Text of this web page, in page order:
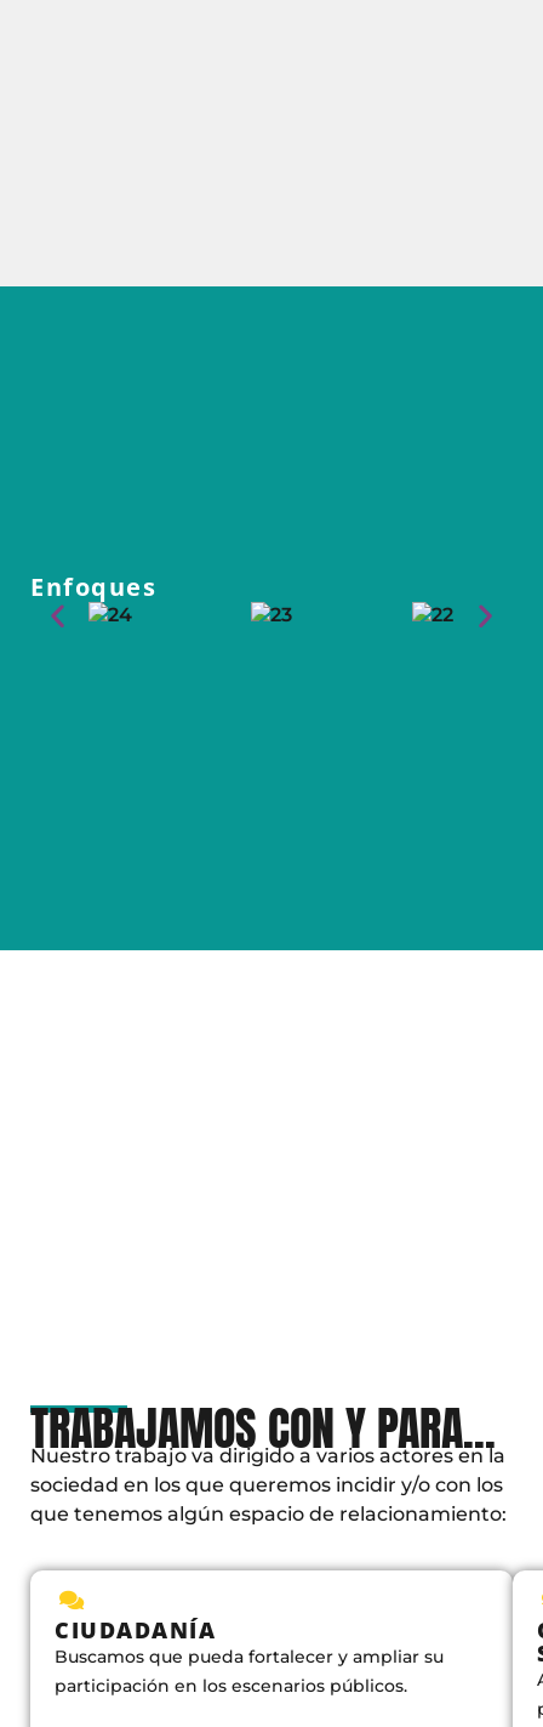
Enfoques
TRABAJAMOS CON Y PARA...
Nuestro trabajo va dirigido a varios actores en la
sociedad en los que queremos incidir y/o con los
que tenemos algún espacio de relacionamiento:
CIUDADANÍA
Buscamos que pueda fortalecer y ampliar su
participación en los escenarios públicos.